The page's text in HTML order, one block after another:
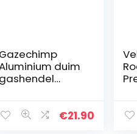
Gazechimp
duim
gashendel
reserveonderde
€21.90